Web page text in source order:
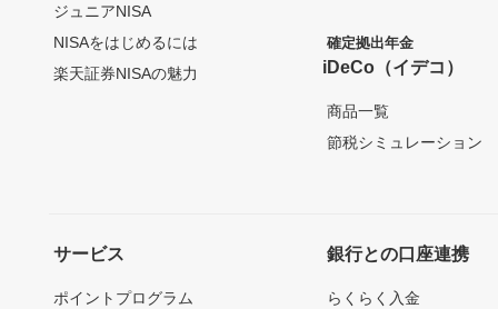
ジュニアNISA
NISAをはじめるには
楽天証券NISAの魅力
確定拠出年金
iDeCo（イデコ）
商品一覧
節税シミュレーション
サービス
ポイントプログラム
銀行との口座連携
らくらく入金